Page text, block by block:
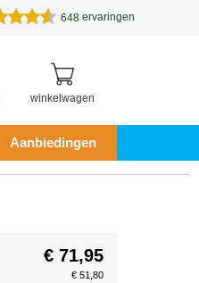
648 ervaringen
winkelwagen
Aanbiedingen
€ 71,95
€ 51,80